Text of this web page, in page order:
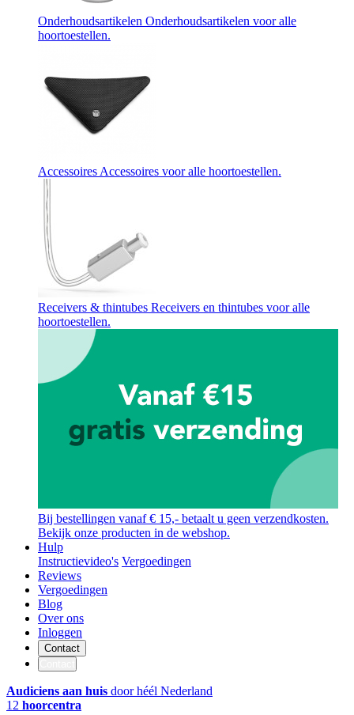
Onderhoudsartikelen Onderhoudsartikelen voor alle
hoortoestellen.
Accessoires Accessoires voor alle hoortoestellen.
Receivers & thintubes Receivers en thintubes voor alle
hoortoestellen.
Bij bestellingen vanaf € 15,- betaalt u geen verzendkosten.
Bekijk onze producten in de webshop.
Hulp
Instructievideo's Vergoedingen
Reviews
Vergoedingen
Blog
Over ons
Inloggen
Contact
Audiciens aan huis door héél Nederland
12 hoorcentra